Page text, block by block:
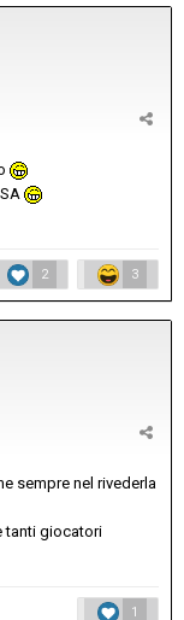
2 3
sempre nel rivederla
tanti giocatori
1